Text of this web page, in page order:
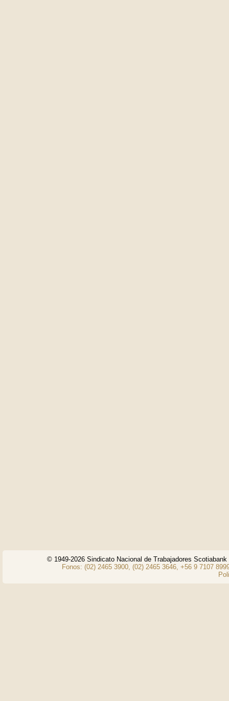
© 1949-2026 Sindicato Nacional de Trabajadores
Fonos: (02) 2465 3900, (02) 2465 3646, +56 9 7107